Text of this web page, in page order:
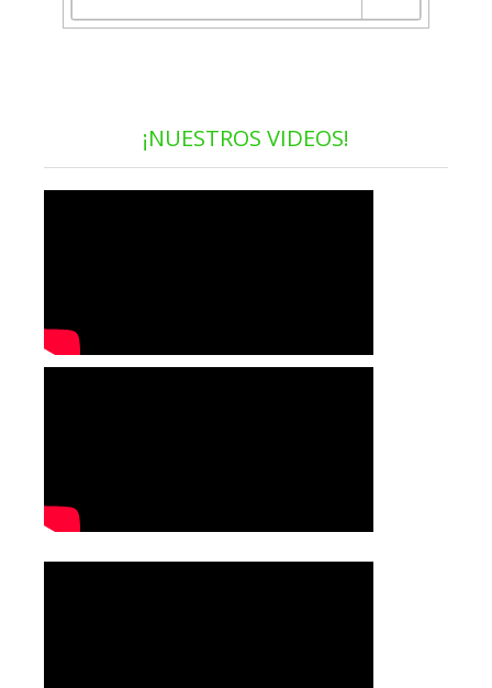
¡NUESTROS VIDEOS!